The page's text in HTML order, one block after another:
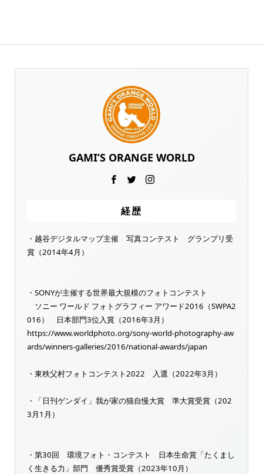
GAMI’S ORANGE WORLD
経歴
・越谷デジタルマップ主催 写真コンテスト グランプリ受
賞（2014年4月）
・SONYが主催する世界最大規模のフォトコンテスト
ソニー ワールド フォトグラフィー アワード2016（SWPA2
016） 日本部門3位入賞（2016年3月）
https://www.worldphoto.org/sony-world-photography-aw
ards/winners-galleries/2016/national-awards/japan
・東秩父村フォトコンテスト2022 入選（2022年3月）
・「日刊ゲンダイ」我が家の猫自慢大賞 準大賞受賞（202
3月1月）
・第30回 環境フォト・コンテスト 日本生命賞「たくまし
く生きる力」部門 優秀賞受賞（2023年10月）